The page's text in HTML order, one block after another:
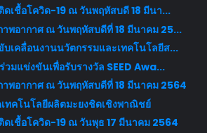
เชื้อโควิด-19 ณ วันพฤหัสบดี 18 มีนา...
พอากาศ ณ วันพฤหัสบดีที่ 18 มีนาคม 25...
บเคลื่อนงานนวัตกรรมและเทคโนโลยีส...
วมแข่งขันเพื่อรับรางวัล SEED Awa...
พอากาศ ณ วันพฤหัสบดีที่ 18 มีนาคม 2564
ทคโนโลยีผลิตมะยงชิดเชิงพาณิชย์
เชื้อโควิด-19 ณ วันพุธ 17 มีนาคม 2564